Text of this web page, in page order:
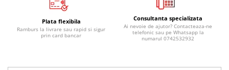
Ulei transmisie moto
Ulei furca moto
Curatare si intretinere lant moto
Plata flexibila
Ramburs la livrare sau rapid si sigur
prin card bancar
Consultanta specializata
Ai nevoie de ajutor? Contacteaza-ne
telefonic sau pe Whatsapp la
numarul 0742532932